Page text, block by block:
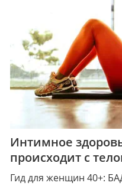
Интимное
происходит с
Гид для женщин 40+: